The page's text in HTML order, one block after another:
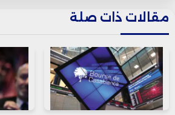
وأشار البنك إلى أن معظم الدول
باستثناء إسبانيا، أعلنت
3.5% من ناتجها المحلي
متوسط يبلغ 3% من
مقالات ذات صلة